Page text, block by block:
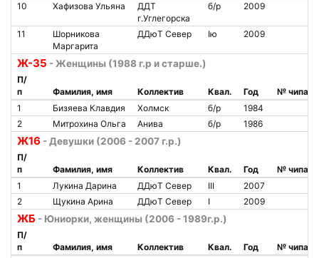
10 Хафизова Ульяна
ДДТ
г.Углегорска
б/р 2009
11
Шорникова
Маргарита
ДДюТ Север Iю 2009
Ж-35 - Женщины (1988 г.р и старше.)
П/
п
Фамилия, имя Коллектив Квал. Год
№ чипа
1
Бизяева Клавдия Холмск б/р
1984
2
Митрохина Ольга Анива б/р 1986
Ж16 - Девушки (2006 - 2007 г.р.)
П/
п
Фамилия, имя Коллектив Квал. Год
№ чипа
1
Лукина Дарина ДДюТ Север III
2007
2
Щукина Арина ДДюТ Север I 2009
ЖБ - Юниорки, женщины (2006 - 1989г.р.)
П/
п
Фамилия, имя Коллектив Квал. Год
№ чипа